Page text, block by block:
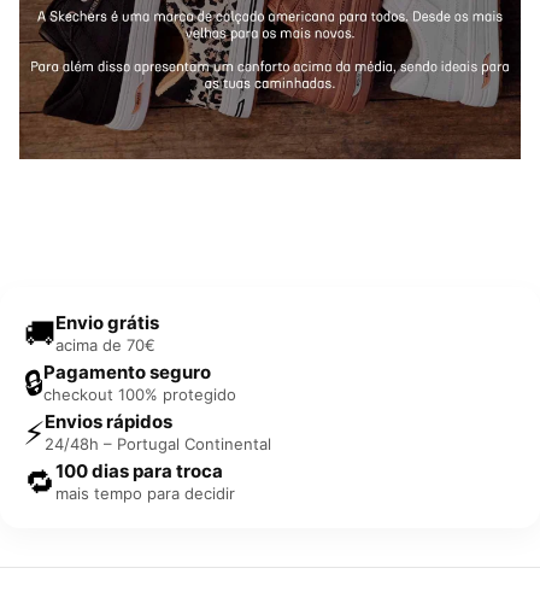
🚚Envio grátis
acima de 70€
🔒Pagamento seguro
checkout 100% protegido
⚡Envios rápidos
24/48h – Portugal Continental
🔁100 dias para troca
mais tempo para decidir